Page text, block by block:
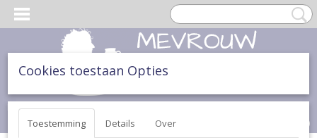
Inloggen Registreren
(0)
Cookies toestaan Opties
Toestemming Details Over